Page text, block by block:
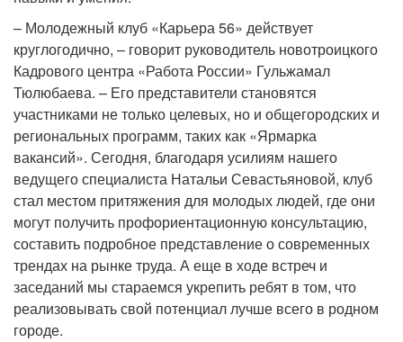
– Молодежный клуб «Карьера 56» действует
круглогодично, – говорит руководитель новотроицкого
Кадрового центра «Работа России» Гульжамал
Тюлюбаева. – Его представители становятся
участниками не только целевых, но и общегородских и
региональных программ, таких как «Ярмарка
вакансий». Сегодня, благодаря усилиям нашего
ведущего специалиста Натальи Севастьяновой, клуб
стал местом притяжения для молодых людей, где они
могут получить профориентационную консультацию,
составить подробное представление о современных
трендах на рынке труда. А еще в ходе встреч и
заседаний мы стараемся укрепить ребят в том, что
реализовывать свой потенциал лучше всего в родном
городе.